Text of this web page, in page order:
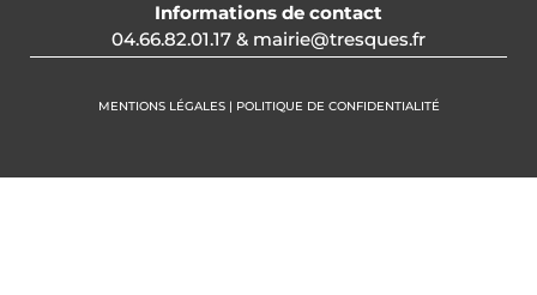
Informations de contact
04.66.82.01.17 & mairie@tresques.fr
MENTIONS LÉGALES | POLITIQUE DE CONFIDENTIALITÉ